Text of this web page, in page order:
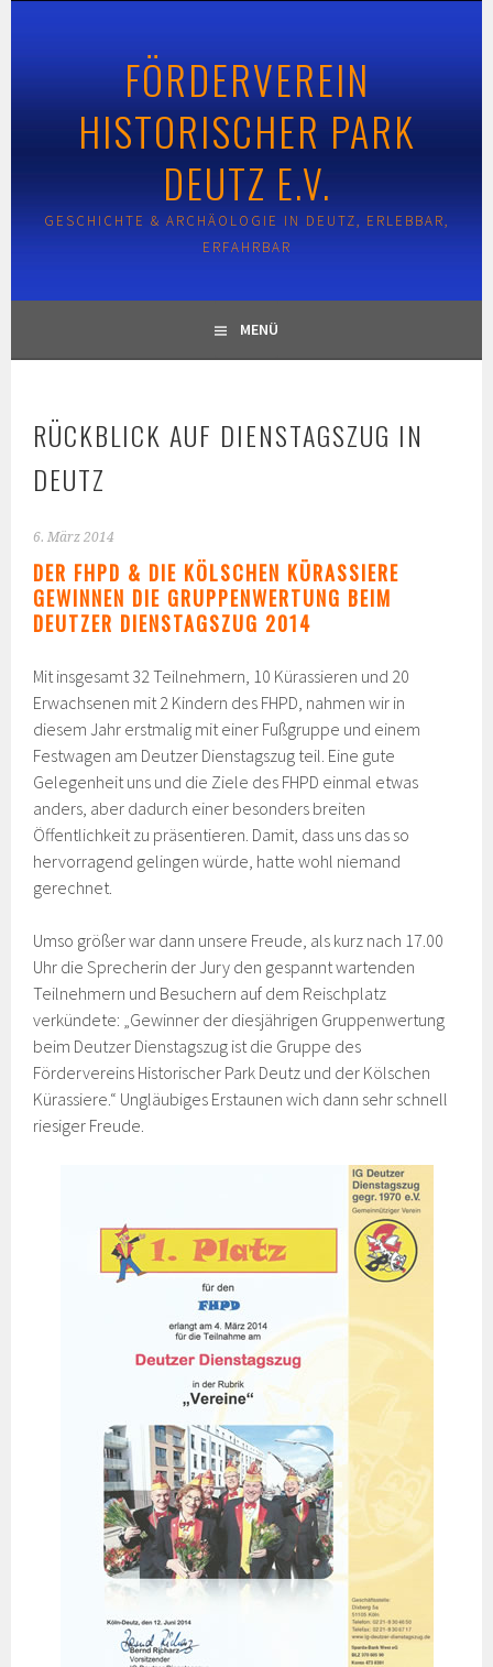
FÖRDERVEREIN
HISTORISCHER PARK
DEUTZ E.V.
GESCHICHTE & ARCHÄOLOGIE IN DEUTZ, ERLEBBAR,
ERFAHRBAR
MENÜ
RÜCKBLICK AUF DIENSTAGSZUG IN
DEUTZ
6. März 2014
DER FHPD & DIE KÖLSCHEN KÜRASSIERE
GEWINNEN DIE GRUPPENWERTUNG BEIM
DEUTZER DIENSTAGSZUG 2014
Mit insgesamt 32 Teilnehmern, 10 Kürassieren und 20
Erwachsenen mit 2 Kindern des FHPD, nahmen wir in
diesem Jahr erstmalig mit einer Fußgruppe und einem
Festwagen am Deutzer Dienstagszug teil. Eine gute
Gelegenheit uns und die Ziele des FHPD einmal etwas
anders, aber dadurch einer besonders breiten
Öffentlichkeit zu präsentieren. Damit, dass uns das so
hervorragend gelingen würde, hatte wohl niemand
gerechnet.
Umso größer war dann unsere Freude, als kurz nach 17.00
Uhr die Sprecherin der Jury den gespannt wartenden
Teilnehmern und Besuchern auf dem Reischplatz
verkündete: „Gewinner der diesjährigen Gruppenwertung
beim Deutzer Dienstagszug ist die Gruppe des
Fördervereins Historischer Park Deutz und der Kölschen
Kürassiere.“ Ungläubiges Erstaunen wich dann sehr schnell
riesiger Freude.